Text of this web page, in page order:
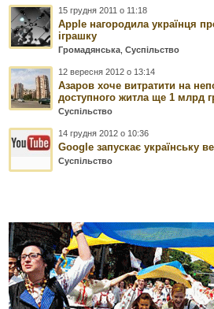
15 грудня 2011 о 11:18
Apple нагородила українця
іграшку
Громадянська ,Суспільство
12 вересня 2012 о 13:14
Азаров хоче витратити на
доступного житла ще 1 млрд
Суспільство
14 грудня 2012 о 10:36
Google запускає українську
Суспільство